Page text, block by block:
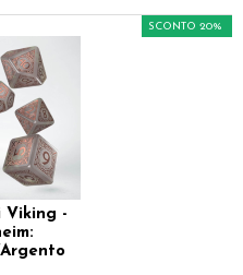
Viking -
SCONTO 20%